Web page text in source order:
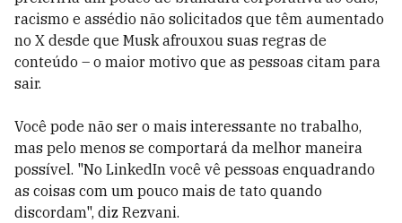
racismo e assédio não solicitados que têm aumentado
no X desde que Musk afrouxou suas regras de
conteúdo – o maior motivo que as pessoas citam para
sair.
Você pode não ser o mais interessante no trabalho,
mas pelo menos se comportará da melhor maneira
possível. "No LinkedIn você vê pessoas enquadrando
as coisas com um pouco mais de tato quando
discordam", diz Rezvani.